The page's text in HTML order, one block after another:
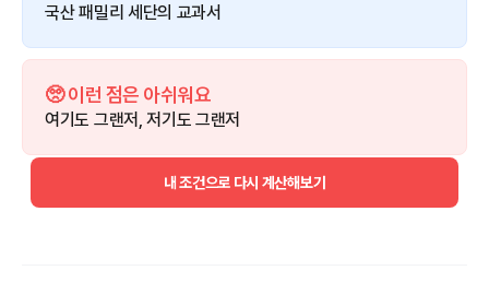
국산 패밀리 세단의 교과서
🥺 이런 점은 아쉬워요
여기도 그랜저, 저기도 그랜저
내 조건으로 다시 계산해보기